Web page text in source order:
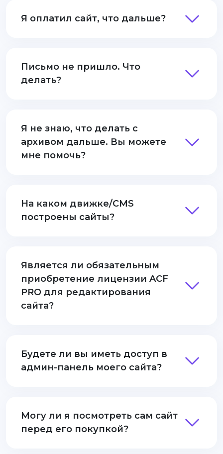
Я оплатил сайт, что дальше?
Письмо не пришло. Что
делать?
Я не знаю, что делать с
архивом дальше. Вы можете
мне помочь?
На каком движке/CMS
построены сайты?
Является ли обязательным
приобретение лицензии ACF
PRO для редактирования
сайта?
Будете ли вы иметь доступ в
админ-панель моего сайта?
Могу ли я посмотреть сам сайт
перед его покупкой?